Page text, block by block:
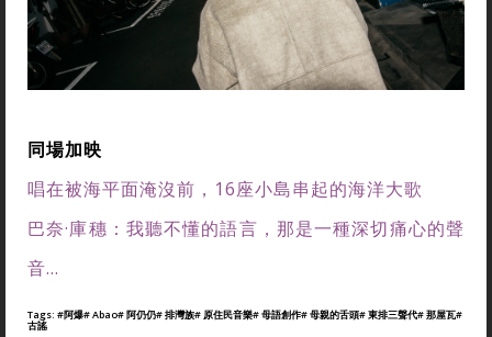
同場加映
唱在被海平面淹沒前，16座小島串起的海洋大歌
巴奈·庫穗：我聽不懂的語言，那是一種深切痛心的聲
音...
Tags: #阿爆# Abao# 阿仍仍# 排灣族# 原住民音樂# 母語創作# 母親的舌頭# 東排三聲代# 那屋瓦#
古謠